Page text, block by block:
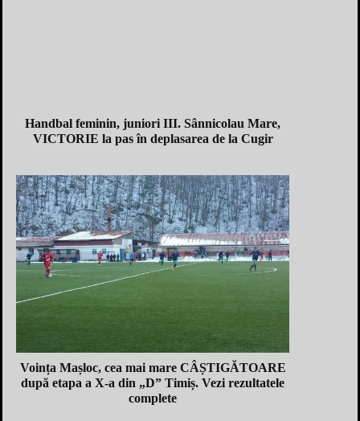
Handbal feminin, juniori III. Sânnicolau Mare,
VICTORIE la pas în deplasarea de la Cugir
Voința Mașloc, cea mai mare CÂȘTIGĂTOARE
după etapa a X-a din „D” Timiș. Vezi rezultatele
complete